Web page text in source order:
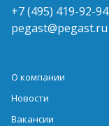
+7 (495) 419-92-94
pegast@pegast.ru
О компании
Новости
Вакансии